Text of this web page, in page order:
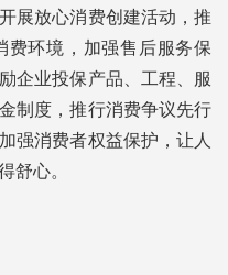
展放心消费创建活动，推
费环境，加强售后服务保
企业投保产品、工程、服
制度，推行消费争议先行
强消费者权益保护，让人
舒心。